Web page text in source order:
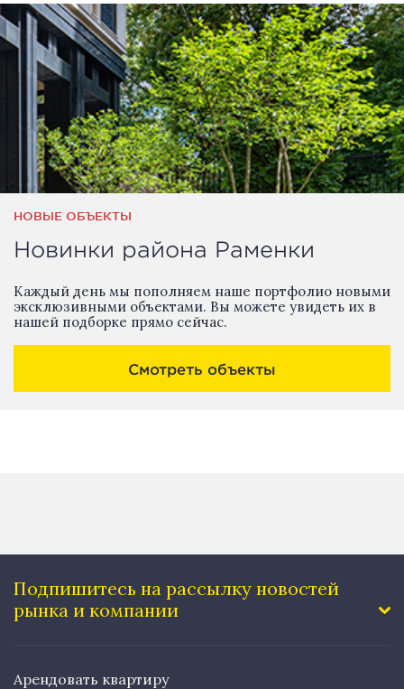
НОВЫЕ ОБЪЕКТЫ
Новинки района Раменки
Каждый день мы пополняем наше портфолио новыми
эксклюзивными объектами. Вы можете увидеть их в
нашей подборке прямо сейчас.
Смотреть объекты
Подпишитесь на рассылку новостей
рынка и компании
Арендовать квартиру